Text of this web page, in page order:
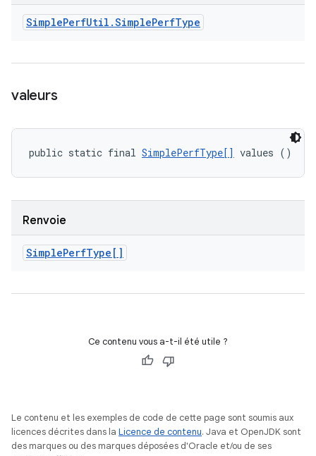
SimplePerfUtil .SimplePerfType
valeurs
public static final SimplePerfType[] values ()
Renvoie
SimplePerfType[]
Ce contenu vous a-t-il été utile ?
Le contenu et les exemples de code de cette page sont soumis aux
licences décrites dans la Licence de contenu. Java et OpenJDK sont
des marques ou des marques déposées d'Oracle et/ou de ses